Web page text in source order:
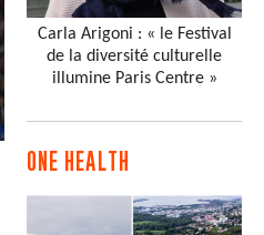
Carla Arigoni : « le Festival
de la diversité culturelle
illumine Paris Centre »
ONE HEALTH